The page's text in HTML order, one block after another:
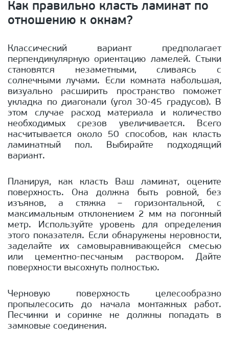
Как правильно класть ламинат по
отношению к окнам?
Классический вариант предполагает
перпендикулярную ориентацию ламелей. Стыки
становятся незаметными, сливаясь с
солнечными лучами. Если комната набольшая,
визуально расширить пространство поможет
укладка по диагонали (угол 30-45 градусов). В
этом случае расход материала и количество
необходимых срезов увеличивается. Всего
насчитывается около 50 способов, как класть
ламинатный пол. Выбирайте подходящий
вариант.
Планируя, как класть Ваш ламинат, оцените
поверхность. Она должна быть ровной, без
изъянов, а стяжка – горизонтальной, с
максимальным отклонением 2 мм на погонный
метр. Используйте уровень для определения
этого показателя. Если обнаружены неровности,
заделайте их самовыравнивающейся смесью
или цементно-песчаным раствором. Дайте
поверхности высохнуть полностью.
Черновую поверхность целесообразно
пропылесосить до начала монтажных работ.
Песчинки и соринке не должны попадать в
замковые соединения.